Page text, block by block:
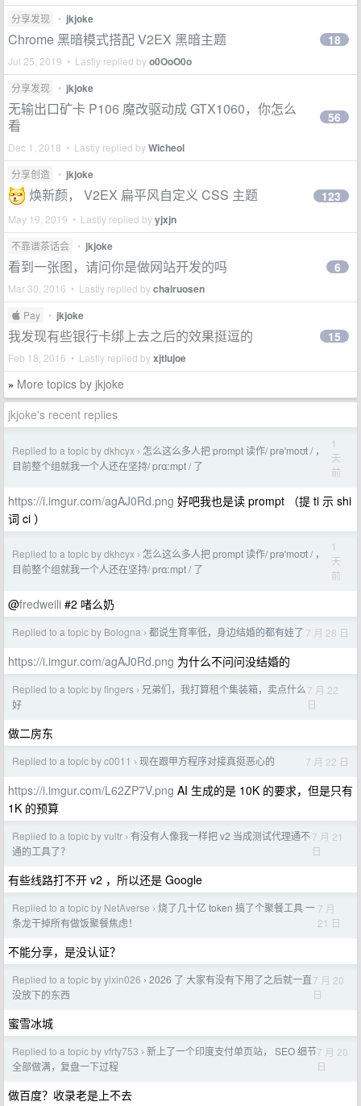
分享发现 • jkjoke
Chrome 黑暗模式搭配 V2EX 黑暗主题
Jul 25, 2019 • Lastly replied byo0OoO0o
18
分享发现 • jkjoke
无输出口矿卡 P106 魔改驱动成 GTX1060，你怎么
看
Dec 1, 2018 • Lastly replied byWicheol
56
分享创造 • jkjoke
焕新颜， V2EX 扁平风自定义 CSS 主题
May 19, 2019 • Lastly replied byyjxjn
123
不靠谱茶话会 • jkjoke
看到一张图，请问你是做网站开发的吗
Mar 30, 2016 • Lastly replied bychairuosen
6
 Pay • jkjoke
我发现有些银行卡绑上去之后的效果挺逗的
Feb 18, 2016 • Lastly replied byxjtlujoe
15
» More topics by jkjoke
jkjoke's recent replies
Replied to a topic by dkhcyx › 怎么这么多人把 prompt 读作/ prəˈmoʊt / ，
目前整个组就我一个人还在坚持/ prɑːmpt / 了
1
天
前
https://i.imgur.com/agAJ0Rd.png 好吧我也是读 prompt （提 ti 示 shi
词 ci ）
Replied to a topic by dkhcyx › 怎么这么多人把 prompt 读作/ prəˈmoʊt / ，
目前整个组就我一个人还在坚持/ prɑːmpt / 了
1
天
前
@fredweili #2 啫么奶
Replied to a topic by Bologna › 都说生育率低，身边结婚的都有娃了 7 月 28 日
https://i.imgur.com/agAJ0Rd.png 为什么不问问没结婚的
Replied to a topic by fingers › 兄弟们，我打算租个集装箱，卖点什么
好
7 月 22
日
做二房东
Replied to a topic by c0011 › 现在跟甲方程序对接真挺恶心的 7 月 22 日
https://i.imgur.com/L62ZP7V.png AI 生成的是 10K 的要求，但是只有
1K 的预算
Replied to a topic by vultr › 有没有人像我一样把 v2 当成测试代理通不
通的工具了？
7 月 21
日
有些线路打不开 v2 ，所以还是 Google
Replied to a topic by NetAverse › 烧了几十亿 token 搞了个聚餐工具 一
条龙干掉所有做饭聚餐焦虑！
7 月
21 日
不能分享，是没认证？
Replied to a topic by yixin026 › 2026 了 大家有没有下用了之后就一直
没放下的东西
7 月 20
日
蜜雪冰城
Replied to a topic by vfrty753 › 新上了一个印度支付单页站， SEO 细节
全部做满，复盘一下过程
7 月 20
日
做百度？收录老是上不去